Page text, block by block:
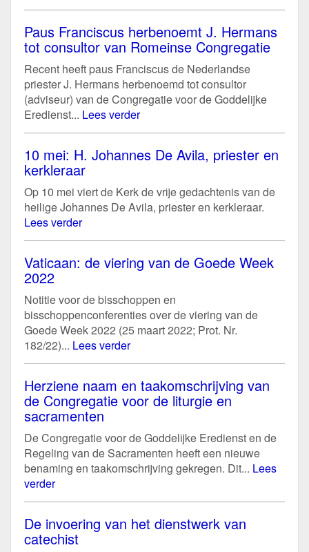
Paus Franciscus herbenoemt J. Hermans
tot consultor van Romeinse Congregatie
Recent heeft paus Franciscus de Nederlandse
priester J. Hermans herbenoemd tot consultor
(adviseur) van de Congregatie voor de Goddelijke
Eredienst... Lees verder
10 mei: H. Johannes De Avila, priester en
kerkleraar
Op 10 mei viert de Kerk de vrije gedachtenis van de
heilige Johannes De Avila, priester en kerkleraar.
Lees verder
Vaticaan: de viering van de Goede Week
2022
Notitie voor de bisschoppen en
bisschoppenconferenties over de viering van de
Goede Week 2022 (25 maart 2022; Prot. Nr.
182/22)... Lees verder
Herziene naam en taakomschrijving van
de Congregatie voor de liturgie en
sacramenten
De Congregatie voor de Goddelijke Eredienst en de
Regeling van de Sacramenten heeft een nieuwe
benaming en taakomschrijving gekregen. Dit... Lees
verder
De invoering van het dienstwerk van
catechist